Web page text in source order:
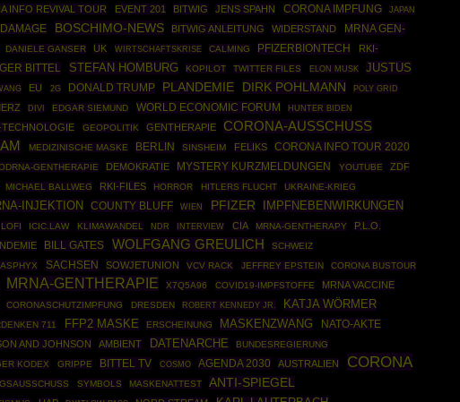
INFO REVIVAL TOUR EVENT 201 BITWIG JENS SPAHN CORONA IMPFUNG JAPAN
BOSCHIMO-NEWS BITWIG ANLEITUNG WIDERSTAND
MRNA GEN-
DANIELE GANSER UK WIRTSCHAFTSKRISE CALMING PFIZERBIONTECH
RKI-
BITTEL STEFAN HOMBURG KOPILOT TWITTER FILES ELON MUSK
JUSTUS
EU 2G DONALD TRUMP PLANDEMIE DIRK POHLMANN POLY GRID
DIVI EDGAR SIEMUND WORLD ECONOMIC FORUM HUNTER BIDEN
TECHNOLOGIE GEOPOLITIK GENTHERAPIE CORONA-AUSSCHUSS
MEDIZINISCHE MASKE BERLIN SINSHEIM FELIKS CORONA INFO TOUR 2020
GENTHERAPIE DEMOKRATIE MYSTERY KURZMELDUNGEN YOUTUBE ZDF
MICHAEL BALLWEG RKI-FILES HORROR HITLERS FLUCHT UKRAINE-KRIEG
INJEKTION COUNTY BLUFF WIEN PFIZER IMPFNEBENWIRKUNGEN
LOFI ICIC.LAW KLIMAWANDEL NDR INTERVIEW CIA MRNA-GENTHERAPY
P.L.O.
BILL GATES WOLFGANG GREULICH
SCHWEIZ
SACHSEN SOWJETUNION VCV RACK JEFFREY EPSTEIN
CORONA BUSTOUR
MRNA-GENTHERAPIE X7Q5A96 COVID19-IMPFSTOFFE MRNA VACCINE
CORONASCHUTZIMPFUNG DRESDEN ROBERT KENNEDY JR. KATJA WÖRMER
711 FFP2 MASKE ERSCHEINUNG MASKENZWANG NATO-AKTE
AND JOHNSON AMBIENT DATENARCHE BUNDESREGIERUNG
KODEX GRIPPE BITTEL TV COSMO AGENDA 2030 AUSTRALIEN CORONA
SYMBOLS MASKENATTEST ANTI-SPIEGEL